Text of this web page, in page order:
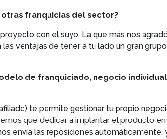
franquicias del sector?
con el suyo. La que más nos
ventajas de tener a tu lado un gran
de franquiciado, negocio
te permite gestionar tu propio
que dedicar a implantar el producto
envía las reposiciones